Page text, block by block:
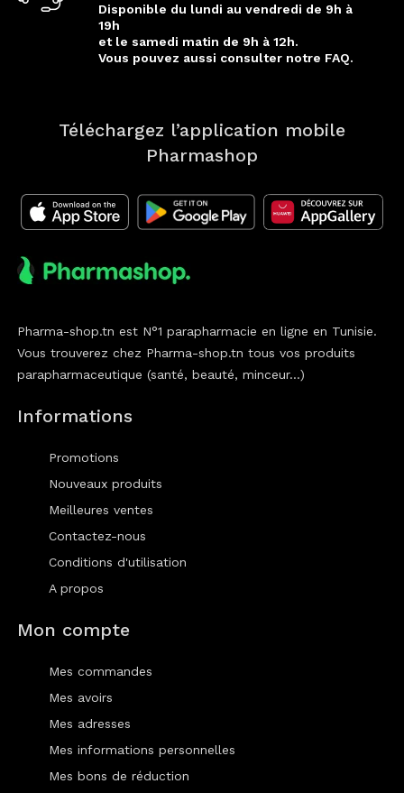
Disponible du lundi au vendredi de 9h à
19h
et le samedi matin de 9h à 12h.
Vous pouvez aussi consulter notre FAQ.
Téléchargez l’application mobile
Pharmashop
Pharma-shop.tn est N°1 parapharmacie en ligne en Tunisie.
Vous trouverez chez Pharma-shop.tn tous vos produits
parapharmaceutique (santé, beauté, minceur...)
Informations
Promotions
Nouveaux produits
Meilleures ventes
Contactez-nous
Conditions d'utilisation
A propos
Mon compte
Mes commandes
Mes avoirs
Mes adresses
Mes informations personnelles
Mes bons de réduction